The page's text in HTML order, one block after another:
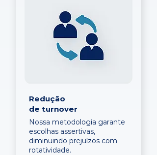
Redução
de turnover
Nossa metodologia garante
escolhas assertivas,
diminuindo prejuízos com
rotatividade.